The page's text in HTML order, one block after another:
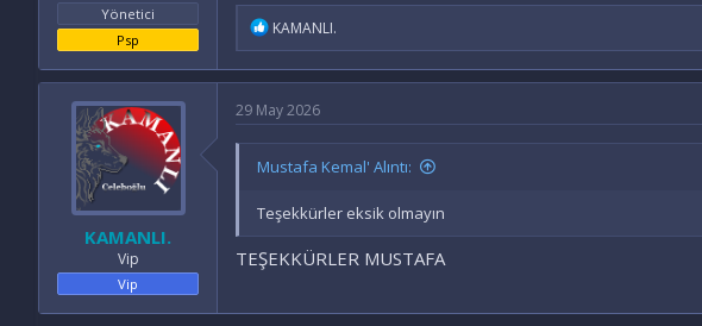
Yönetici
Psp
İ
d
l
e
:
KAMANLI.
KAMANLI.
Vip
Vip
29 May 2026
Mustafa Kemal' Alıntı:
Teşekkürler eksik olmayın
TEŞEKKÜRLER MUSTAFA